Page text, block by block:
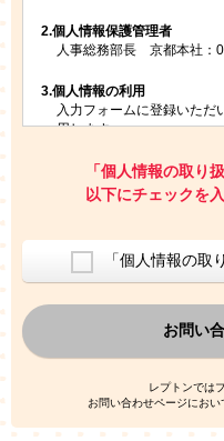
2.個人情報保護管理者
人事総務部長 京都本社：
3.個人情報の利用
入力フォームに登録いただ
用します。
お問い合わせにお答え
レプトンのキャンペー
室等をご案内するため
ご利用者の個人情報を
換した上で、広告・宣
上記の利用目的のため
なお、この利用目的を超
た、これ以外の目的で個人
人情報を、本人が特定され
者広告配信事業者において
て広告を配信することがあ
「個人情報の取り
以下にチェックを
「個人情報の取
お問い
レプトンでは
お問い合わせページにおい